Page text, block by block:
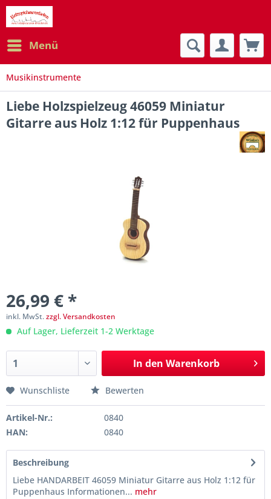
Menü
Musikinstrumente
Liebe Holzspielzeug 46059 Miniatur
Gitarre aus Holz 1:12 für Puppenhaus
26,99 € *
inkl. MwSt.zzgl. Versandkosten
Auf Lager, Lieferzeit 1-2 Werktage
In den Warenkorb
Wunschliste Bewerten
Artikel-Nr.:
0840
HAN:
0840
Beschreibung
Liebe HANDARBEIT 46059 Miniatur Gitarre aus Holz 1:12 für
Puppenhaus Informationen... mehr